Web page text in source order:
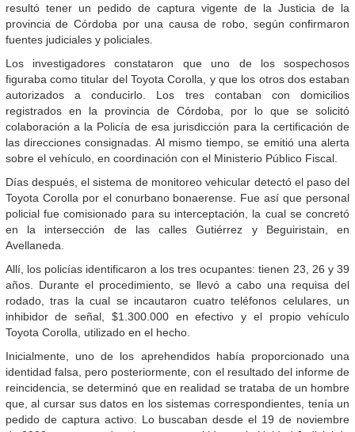
resultó tener un pedido de captura vigente de la Justicia de la
provincia de Córdoba por una causa de robo, según confirmaron
fuentes judiciales y policiales.
Los investigadores constataron que uno de los sospechosos
figuraba como titular del Toyota Corolla, y que los otros dos estaban
autorizados a conducirlo. Los tres contaban con domicilios
registrados en la provincia de Córdoba, por lo que se solicitó
colaboración a la Policía de esa jurisdicción para la certificación de
las direcciones consignadas. Al mismo tiempo, se emitió una alerta
sobre el vehículo, en coordinación con el Ministerio Público Fiscal.
Días después, el sistema de monitoreo vehicular detectó el paso del
Toyota Corolla por el conurbano bonaerense. Fue así que personal
policial fue comisionado para su interceptación, la cual se concretó
en la intersección de las calles Gutiérrez y Beguiristain, en
Avellaneda.
Allí, los policías identificaron a los tres ocupantes: tienen 23, 26 y 39
años. Durante el procedimiento, se llevó a cabo una requisa del
rodado, tras la cual se incautaron cuatro teléfonos celulares, un
inhibidor de señal, $1.300.000 en efectivo y el propio vehículo
Toyota Corolla, utilizado en el hecho.
Inicialmente, uno de los aprehendidos había proporcionado una
identidad falsa, pero posteriormente, con el resultado del informe de
reincidencia, se determinó que en realidad se trataba de un hombre
que, al cursar sus datos en los sistemas correspondientes, tenía un
pedido de captura activo. Lo buscaban desde el 19 de noviembre